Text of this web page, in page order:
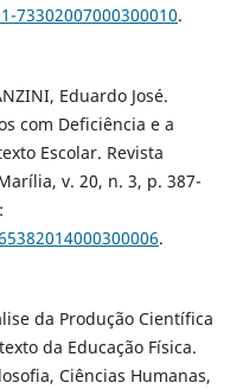
73302007000300010.
Eduardo José.
com Deficiência e a
Escolar. Revista
v. 20, n. 3, p. 387-
.
da Produção Científica
da Educação Física.
Ciências Humanas,